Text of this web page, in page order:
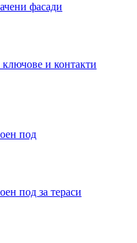
фасади
и контакти
под
под за тераси